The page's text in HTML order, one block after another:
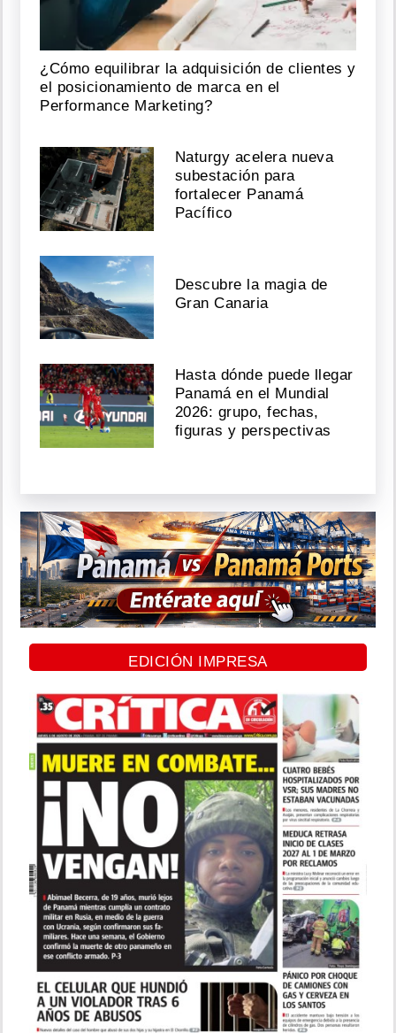
¿Cómo equilibrar la adquisición de clientes y
el posicionamiento de marca en el
Performance Marketing?
Naturgy acelera nueva
subestación para
fortalecer Panamá
Pacífico
Descubre la magia de
Gran Canaria
Hasta dónde puede llegar
Panamá en el Mundial
2026: grupo, fechas,
figuras y perspectivas
EDICIÓN IMPRESA